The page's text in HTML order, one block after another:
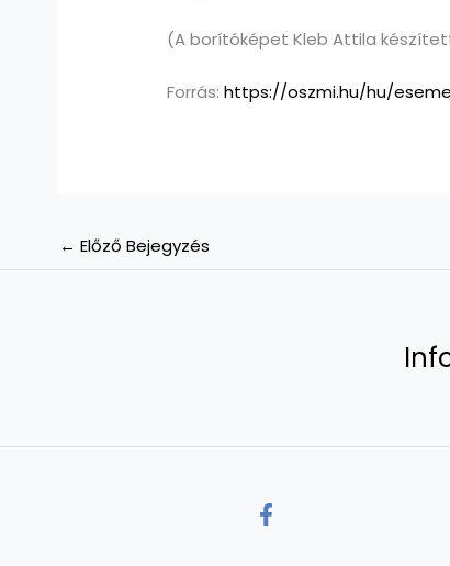
(A borítóképet Kleb Attila
Forrás:https://oszmi.hu/hu/
← Előző Bejegyzés